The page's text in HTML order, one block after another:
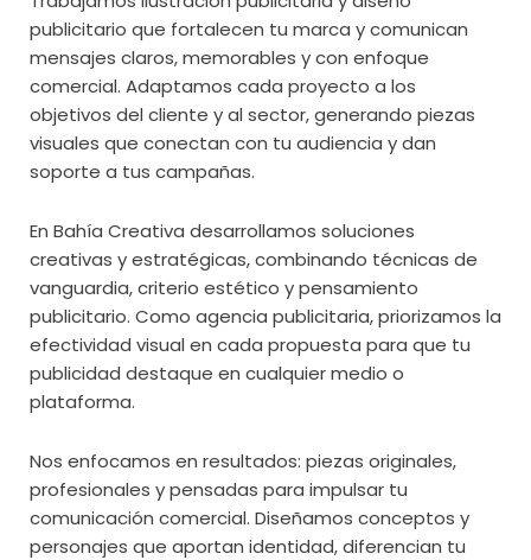
publicitario que fortalecen tu marca y comunican
mensajes claros, memorables y con enfoque
comercial. Adaptamos cada proyecto a los
objetivos del cliente y al sector, generando piezas
visuales que conectan con tu audiencia y dan
soporte a tus campañas.
En Bahía Creativa desarrollamos soluciones
creativas y estratégicas, combinando técnicas de
vanguardia, criterio estético y pensamiento
publicitario. Como agencia publicitaria, priorizamos la
efectividad visual en cada propuesta para que tu
publicidad destaque en cualquier medio o
plataforma.
Nos enfocamos en resultados: piezas originales,
profesionales y pensadas para impulsar tu
comunicación comercial. Diseñamos conceptos y
personajes que aportan identidad, diferencian tu